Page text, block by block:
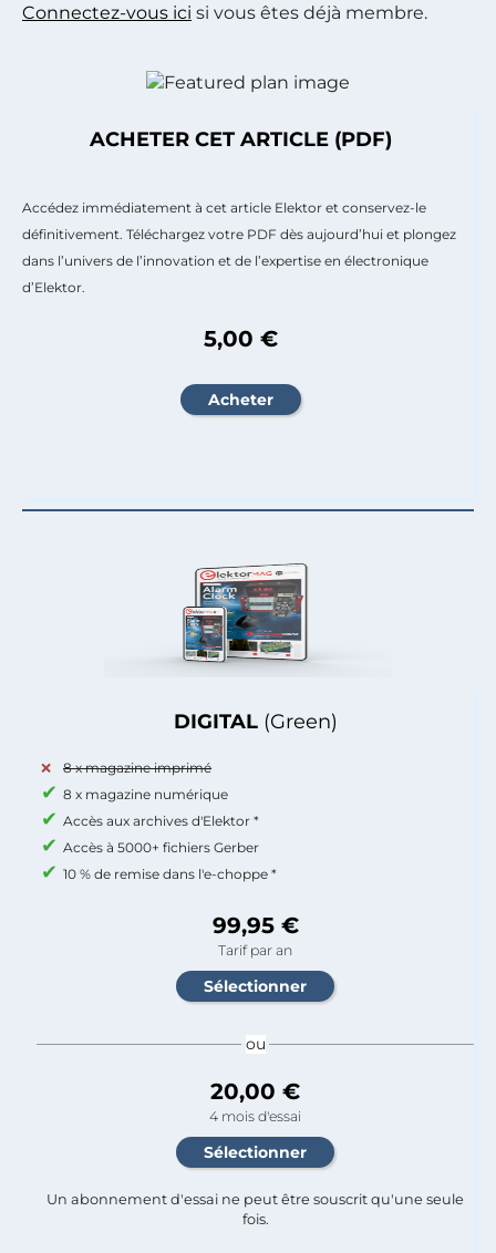
Connectez-vous ici si vous êtes déjà membre.
DIGITAL (Green)
8 x magazine imprimé
8 x magazine numérique
Accès aux archives d'Elektor *
Accès à 5000+ fichiers Gerber
10 % de remise dans l'e-choppe *
99,95 €
Tarif par an
ou
20,00 €
4 mois d'essai
Un abonnement d'essai ne peut être souscrit qu'une seule
fois.​
ACHETER CET ARTICLE (PDF)
Accédez immédiatement à cet article Elektor et conservez-le
définitivement. Téléchargez votre PDF dès aujourd’hui et plongez
dans l’univers de l’innovation et de l’expertise en électronique
d’Elektor.
5,00 €